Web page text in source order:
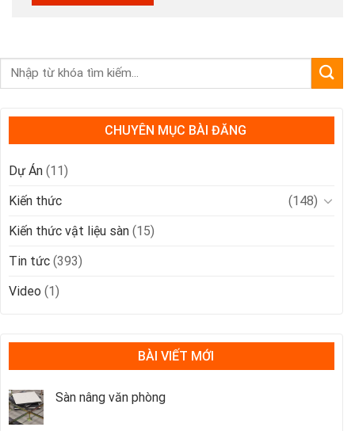
CHUYÊN MỤC BÀI ĐĂNG
Dự Án (11)
Kiến thức
(148)
Kiến thức vật liệu sàn (15)
Tin tức (393)
Video (1)
BÀI VIẾT MỚI
Sàn nâng văn phòng